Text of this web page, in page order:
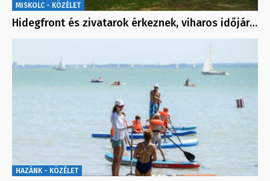
MISKOLC - KÖZÉLET
Hidegfront és zivatarok érkeznek, viharos időjár…
HAZÁNK - KÖZÉLET